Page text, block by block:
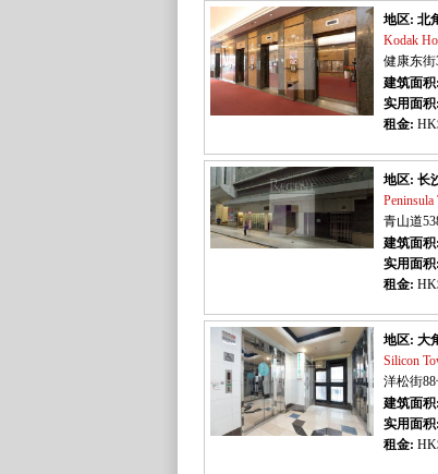
地区: 北
Kodak
健康东街
建筑面积:
实用面积:
租金:
地区: 长
青山道
建筑面积:
实用面积:
租金:
地区: 大
Silicon
洋松街
建筑面积:
实用面积:
租金: